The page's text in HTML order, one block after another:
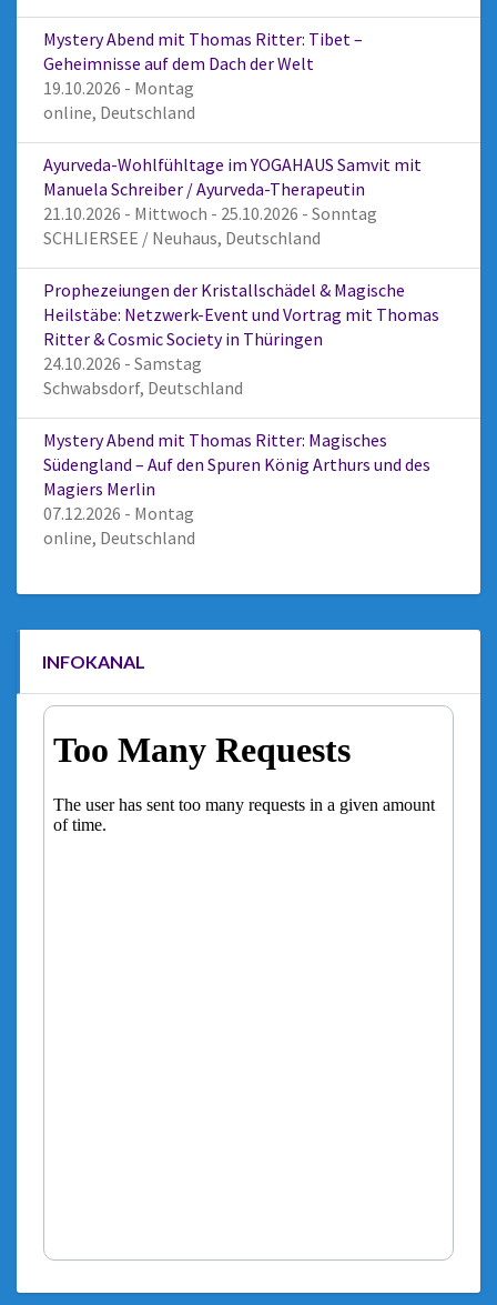
Mystery Abend mit Thomas Ritter: Tibet –
Geheimnisse auf dem Dach der Welt
19.10.2026 - Montag
online, Deutschland
Ayurveda-Wohlfühltage im YOGAHAUS Samvit mit
Manuela Schreiber / Ayurveda-Therapeutin
21.10.2026 - Mittwoch - 25.10.2026 - Sonntag
SCHLIERSEE / Neuhaus, Deutschland
Prophezeiungen der Kristallschädel & Magische
Heilstäbe: Netzwerk-Event und Vortrag mit Thomas
Ritter & Cosmic Society in Thüringen
24.10.2026 - Samstag
Schwabsdorf, Deutschland
Mystery Abend mit Thomas Ritter: Magisches
Südengland – Auf den Spuren König Arthurs und des
Magiers Merlin
07.12.2026 - Montag
online, Deutschland
INFOKANAL